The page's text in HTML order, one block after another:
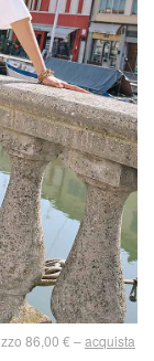
86,00 € –acquista